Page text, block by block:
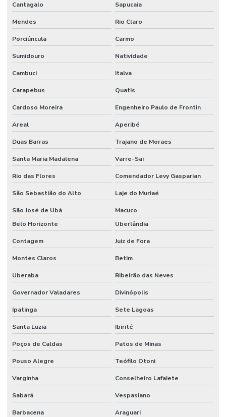
Cantagalo Sapucaia
Mendes Rio Claro
Porciúncula Carmo
Sumidouro Natividade
Cambuci Italva
Carapebus Quatis
Cardoso Moreira Engenheiro Paulo de Frontin
Areal Aperibé
Duas Barras Trajano de Moraes
Santa Maria Madalena Varre-Sai
Rio das Flores Comendador Levy Gasparian
São Sebastião do Alto Laje do Muriaé
São José de Ubá
Macuco
Belo Horizonte
Uberlândia
Contagem Juiz de Fora
Montes Claros Betim
Uberaba Ribeirão das Neves
Governador Valadares Divinópolis
Ipatinga Sete Lagoas
Santa Luzia Ibirité
Poços de Caldas Patos de Minas
Pouso Alegre Teófilo Otoni
Varginha Conselheiro Lafaiete
Sabará Vespasiano
Barbacena Araguari